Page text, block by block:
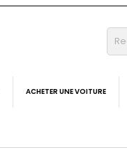
ACHETER UNE VOITURE